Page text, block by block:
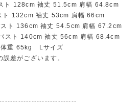
ト 128cm 袖丈 51.5cm 肩幅 64.8cm
132cm 袖丈 53cm 肩幅 66cm
ト 136cm 袖丈 54.5cm 肩幅 67.2cm
スト 140cm 袖丈 56cm 肩幅 68.4cm
重 65kg Lサイズ
差がございます。